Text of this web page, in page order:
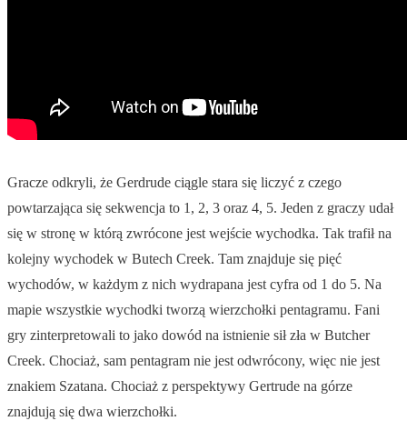
Gracze odkryli, że Gerdrude ciągle stara się liczyć z czego
powtarzająca się sekwencja to 1, 2, 3 oraz 4, 5. Jeden z graczy udał
się w stronę w którą zwrócone jest wejście wychodka. Tak trafił na
kolejny wychodek w Butech Creek. Tam znajduje się pięć
wychodów, w każdym z nich wydrapana jest cyfra od 1 do 5. Na
mapie wszystkie wychodki tworzą wierzchołki pentagramu. Fani
gry zinterpretowali to jako dowód na istnienie sił zła w Butcher
Creek. Chociaż, sam pentagram nie jest odwrócony, więc nie jest
znakiem Szatana. Chociaż z perspektywy Gertrude na górze
znajdują się dwa wierzchołki.